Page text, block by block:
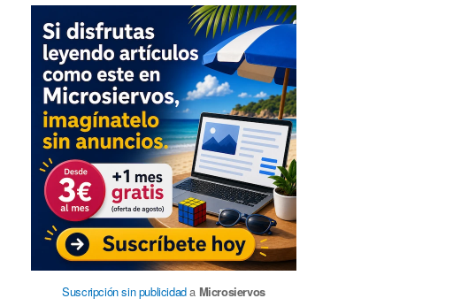
Suscripción sin publicidada Microsiervos